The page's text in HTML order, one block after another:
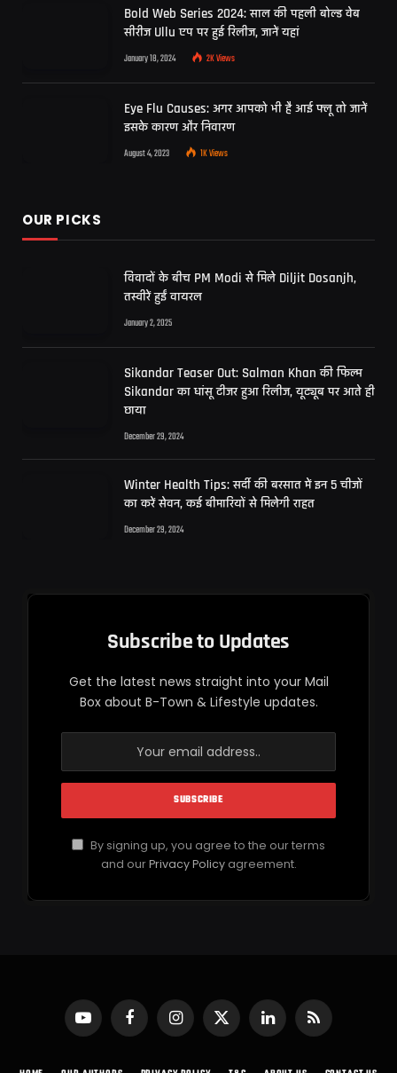
Bold Web Series 2024: साल की पहली बोल्ड वेब
सीरीज Ullu एप पर हुई रिलीज, जानें यहां
January 18, 2024 2KViews
Eye Flu Causes: अगर आपको भी है आई फ्लू तो जानें
इसके कारण और निवारण
August 4, 2023 1KViews
OUR PICKS
विवादों के बीच PM Modi से मिले Diljit Dosanjh,
तस्वीरें हुईं वायरल
January 2, 2025
Sikandar Teaser Out: Salman Khan की फिल्म
Sikandar का धांसू टीजर हुआ रिलीज, यूट्यूब पर आते ही
छाया
December 29, 2024
Winter Health Tips: सर्दी की बरसात में इन 5 चीजों
का करें सेवन, कई बीमारियों से मिलेगी राहत
December 29, 2024
Subscribe to Updates
Get the latest news straight into your Mail
Box about B-Town & Lifestyle updates.
By signing up, you agree to the our terms
and ourPrivacy Policyagreement.
YouTubeFacebookInstagram
X
(Twitter)
LinkedInRSS